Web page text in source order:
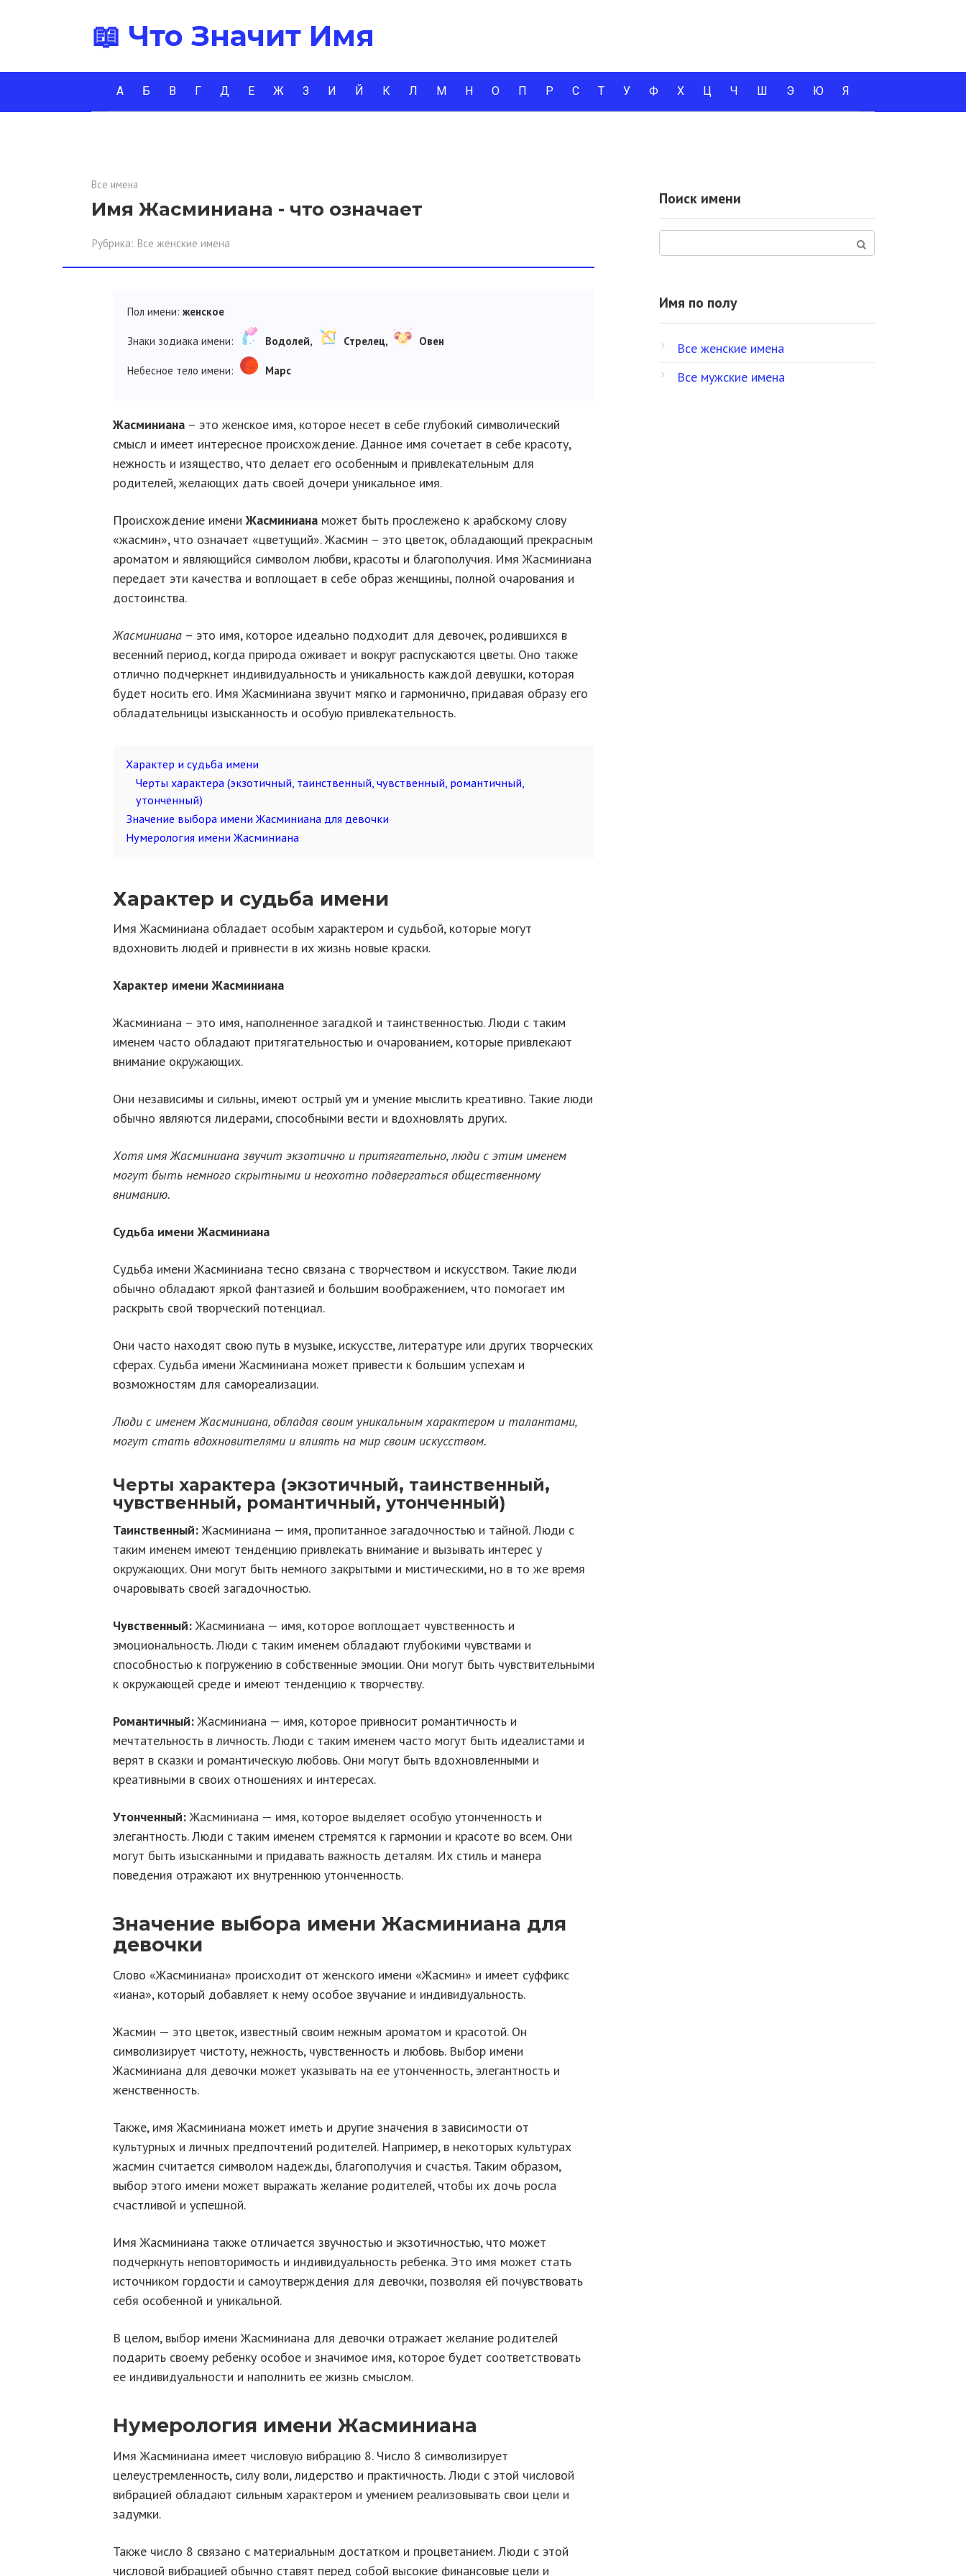
📖 Что Значит Имя
А Б В Г Д Е Ж З И Й К Л М Н О П Р С Т У Ф Х Ц Ч Ш Э Ю Я
Все имена
Имя Жасминиана - что означает
Рубрика: Все женские имена
Пол имени: женское
Знаки зодиака имени: Водолей, Стрелец, Овен
Небесное тело имени: Марс
Жасминиана – это женское имя, которое несет в себе глубокий символический
смысл и имеет интересное происхождение. Данное имя сочетает в себе красоту,
нежность и изящество, что делает его особенным и привлекательным для
родителей, желающих дать своей дочери уникальное имя.
Происхождение имениЖасминиана может быть прослежено к арабскому слову
«жасмин», что означает «цветущий». Жасмин – это цветок, обладающий прекрасным
ароматом и являющийся символом любви, красоты и благополучия. Имя Жасминиана
передает эти качества и воплощает в себе образ женщины, полной очарования и
достоинства.
Жасминиана – это имя, которое идеально подходит для девочек, родившихся в
весенний период, когда природа оживает и вокруг распускаются цветы. Оно также
отлично подчеркнет индивидуальность и уникальность каждой девушки, которая
будет носить его. Имя Жасминиана звучит мягко и гармонично, придавая образу его
обладательницы изысканность и особую привлекательность.
Характер и судьба имени
Черты характера (экзотичный, таинственный, чувственный, романтичный,
утонченный)
Значение выбора имени Жасминиана для девочки
Нумерология имени Жасминиана
Характер и судьба имени
Имя Жасминиана обладает особым характером и судьбой, которые могут
вдохновить людей и привнести в их жизнь новые краски.
Характер имени Жасминиана
Жасминиана – это имя, наполненное загадкой и таинственностью. Люди с таким
именем часто обладают притягательностью и очарованием, которые привлекают
внимание окружающих.
Они независимы и сильны, имеют острый ум и умение мыслить креативно. Такие люди
обычно являются лидерами, способными вести и вдохновлять других.
Хотя имя Жасминиана звучит экзотично и притягательно, люди с этим именем
могут быть немного скрытными и неохотно подвергаться общественному
вниманию.
Судьба имени Жасминиана
Судьба имени Жасминиана тесно связана с творчеством и искусством. Такие люди
обычно обладают яркой фантазией и большим воображением, что помогает им
раскрыть свой творческий потенциал.
Они часто находят свою путь в музыке, искусстве, литературе или других творческих
сферах. Судьба имени Жасминиана может привести к большим успехам и
возможностям для самореализации.
Люди с именем Жасминиана, обладая своим уникальным характером и талантами,
могут стать вдохновителями и влиять на мир своим искусством.
Черты характера (экзотичный, таинственный,
чувственный, романтичный, утонченный)
Таинственный:Жасминиана — имя, пропитанное загадочностью и тайной. Люди с
таким именем имеют тенденцию привлекать внимание и вызывать интерес у
окружающих. Они могут быть немного закрытыми и мистическими, но в то же время
очаровывать своей загадочностью.
Чувственный:Жасминиана — имя, которое воплощает чувственность и
эмоциональность. Люди с таким именем обладают глубокими чувствами и
способностью к погружению в собственные эмоции. Они могут быть чувствительными
к окружающей среде и имеют тенденцию к творчеству.
Романтичный:Жасминиана — имя, которое привносит романтичность и
мечтательность в личность. Люди с таким именем часто могут быть идеалистами и
верят в сказки и романтическую любовь. Они могут быть вдохновленными и
креативными в своих отношениях и интересах.
Утонченный:Жасминиана — имя, которое выделяет особую утонченность и
элегантность. Люди с таким именем стремятся к гармонии и красоте во всем. Они
могут быть изысканными и придавать важность деталям. Их стиль и манера
поведения отражают их внутреннюю утонченность.
Значение выбора имени Жасминиана для
девочки
Слово «Жасминиана» происходит от женского имени «Жасмин» и имеет суффикс
«иана», который добавляет к нему особое звучание и индивидуальность.
Жасмин — это цветок, известный своим нежным ароматом и красотой. Он
символизирует чистоту, нежность, чувственность и любовь. Выбор имени
Жасминиана для девочки может указывать на ее утонченность, элегантность и
женственность.
Также, имя Жасминиана может иметь и другие значения в зависимости от
культурных и личных предпочтений родителей. Например, в некоторых культурах
жасмин считается символом надежды, благополучия и счастья. Таким образом,
выбор этого имени может выражать желание родителей, чтобы их дочь росла
счастливой и успешной.
Имя Жасминиана также отличается звучностью и экзотичностью, что может
подчеркнуть неповторимость и индивидуальность ребенка. Это имя может стать
источником гордости и самоутверждения для девочки, позволяя ей почувствовать
себя особенной и уникальной.
В целом, выбор имени Жасминиана для девочки отражает желание родителей
подарить своему ребенку особое и значимое имя, которое будет соответствовать
ее индивидуальности и наполнить ее жизнь смыслом.
Нумерология имени Жасминиана
Имя Жасминиана имеет числовую вибрацию 8. Число 8 символизирует
целеустремленность, силу воли, лидерство и практичность. Люди с этой числовой
вибрацией обладают сильным характером и умением реализовывать свои цели и
задумки.
Также число 8 связано с материальным достатком и процветанием. Люди с этой
числовой вибрацией обычно ставят перед собой высокие финансовые цели и
Поиск имени
Имя по полу
Все женские имена
Все мужские имена